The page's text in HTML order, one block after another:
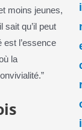
moins jeunes,
sait qu’il peut
l’essence
la
i
i